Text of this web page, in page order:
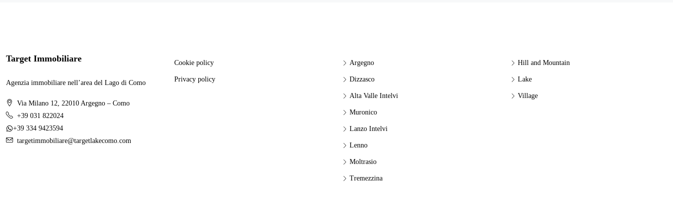
Target Immobiliare
Agenzia immobiliare nell’area del Lago di Como
Via Milano 12, 22010 Argegno – Como
+39 031 822024
+39 334 9423594
targetimmobiliare@targetlakecomo.com
Cookie policy
Privacy policy
Argegno
Dizzasco
Alta Valle Intelvi
Muronico
Lanzo Intelvi
Lenno
Moltrasio
Tremezzina
Hill and Mountain
Lake
Village